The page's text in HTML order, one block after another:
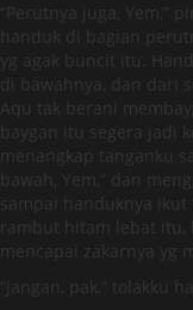
“Perutnya juga, Yem,”
handuk di bagian
yg agak buncit itu.
di bawahnya, dan dari
Aqu tak berani
baygan itu segera jadi
menangkap tanganku
bawah, Yem,” dan
sampai handuknya
rambut hitam lebat itu,
mencapai zakarnya yg
“Jangan, pak,” tolakku